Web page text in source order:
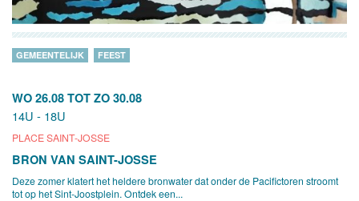
WO 26.08 TOT ZO 30.08
14U - 18U
PLACE SAINT-JOSSE
GEMEENTELIJK FEEST
BRON VAN SAINT-JOSSE
Deze zomer klatert het heldere bronwater dat onder de Pacifictoren stroomt
tot op het Sint-Joostplein. Ontdek een...